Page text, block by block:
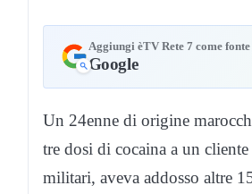
Aggiungi èTV Rete 7 come
Google
Un 24enne di origine
tre dosi di cocaina a un
militari, aveva addosso altre